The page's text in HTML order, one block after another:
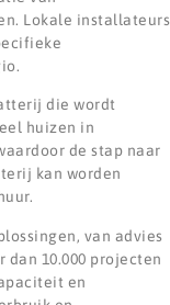
Lokale installateurs
die wordt
huizen in
de stap naar
kan worden
van advies
10.000 projecten
en